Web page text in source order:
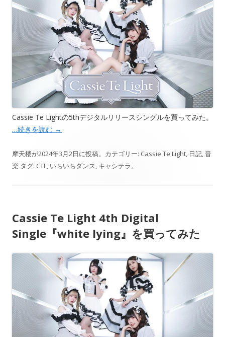
Cassie Te Lightの5thデジタルリリースシングルを買ってみた。
…続きを読む →
摩天楼が2024年3月2日に投稿。カテゴリー: Cassie Te Light, 日記,音
楽 タグ: CTL, いちいちダンス, キャシテラ。
Cassie Te Light 4th Digital
Single『white lying』を買ってみた